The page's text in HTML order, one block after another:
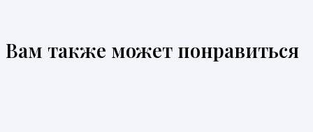
Вам также может понравиться